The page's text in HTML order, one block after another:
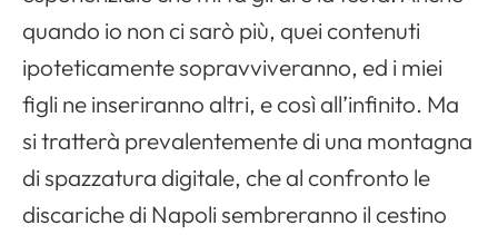
quando io non ci sarò più, quei contenuti
ipoteticamente sopravviveranno, ed i miei
figli ne inseriranno altri, e così all’infinito. Ma
si tratterà prevalentemente di una montagna
di spazzatura digitale, che al confronto le
discariche di Napoli sembreranno il cestino